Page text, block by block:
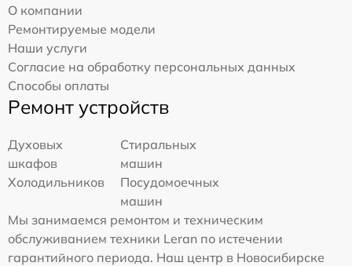
О компании
Ремонтируемые модели
Наши услуги
Согласие на обработку персональных данных
Способы оплаты
Ремонт устройств
Духовых
шкафов
Стиральных
машин
Холодильников
Посудомоечных
машин
Мы занимаемся ремонтом и техническим
обслуживанием техники Leran по истечении
гарантийного периода. Наш центр в Новосибирске